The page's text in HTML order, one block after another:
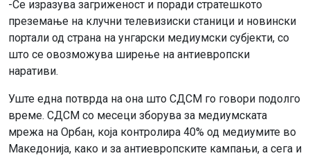
-Се изразува загриженост и поради стратешкото
преземање на клучни телевизиски станици и новински
портали од страна на унгарски медиумски субјекти, со
што се овозможува ширење на антиевропски
наративи.
Уште една потврда на она што СДСМ го говори подолго
време. СДСМ со месеци зборува за медиумската
мрежа на Орбан, која контролира 40% од медиумите во
Македонија, како и за антиевропските кампањи, а сега и